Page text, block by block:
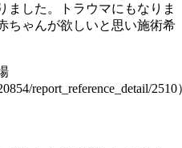
ました。トラウマにもなりま
ちゃんが欲しいと思い施術希
report_reference_detail/2510